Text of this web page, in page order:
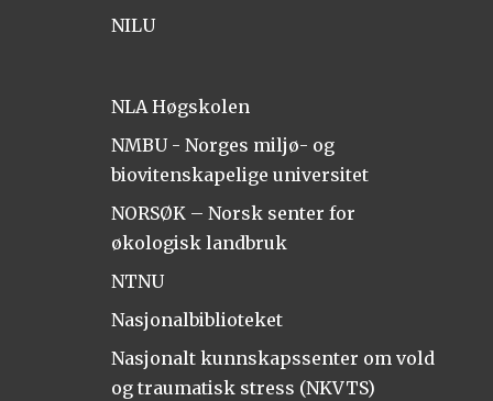
NILU
NLA Høgskolen
NMBU - Norges miljø- og
biovitenskapelige universitet
NORSØK – Norsk senter for
økologisk landbruk
NTNU
Nasjonalbiblioteket
Nasjonalt kunnskapssenter om vold
og traumatisk stress (NKVTS)